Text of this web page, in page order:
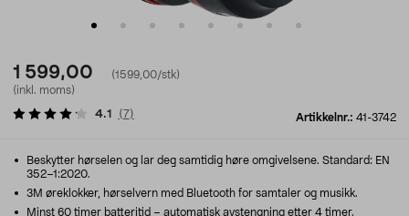
1 599,00
(1599,00/stk)
(inkl. moms)
Artikkelnr.: 41-3742
4.1 (7)
Beskytter hørselen og lar deg samtidig høre omgivelsene. Standard: EN
352–1:2020.
3M øreklokker, hørselvern med Bluetooth for samtaler og musikk.
Minst 60 timer batteritid – automatisk avstengning etter 4 timer.